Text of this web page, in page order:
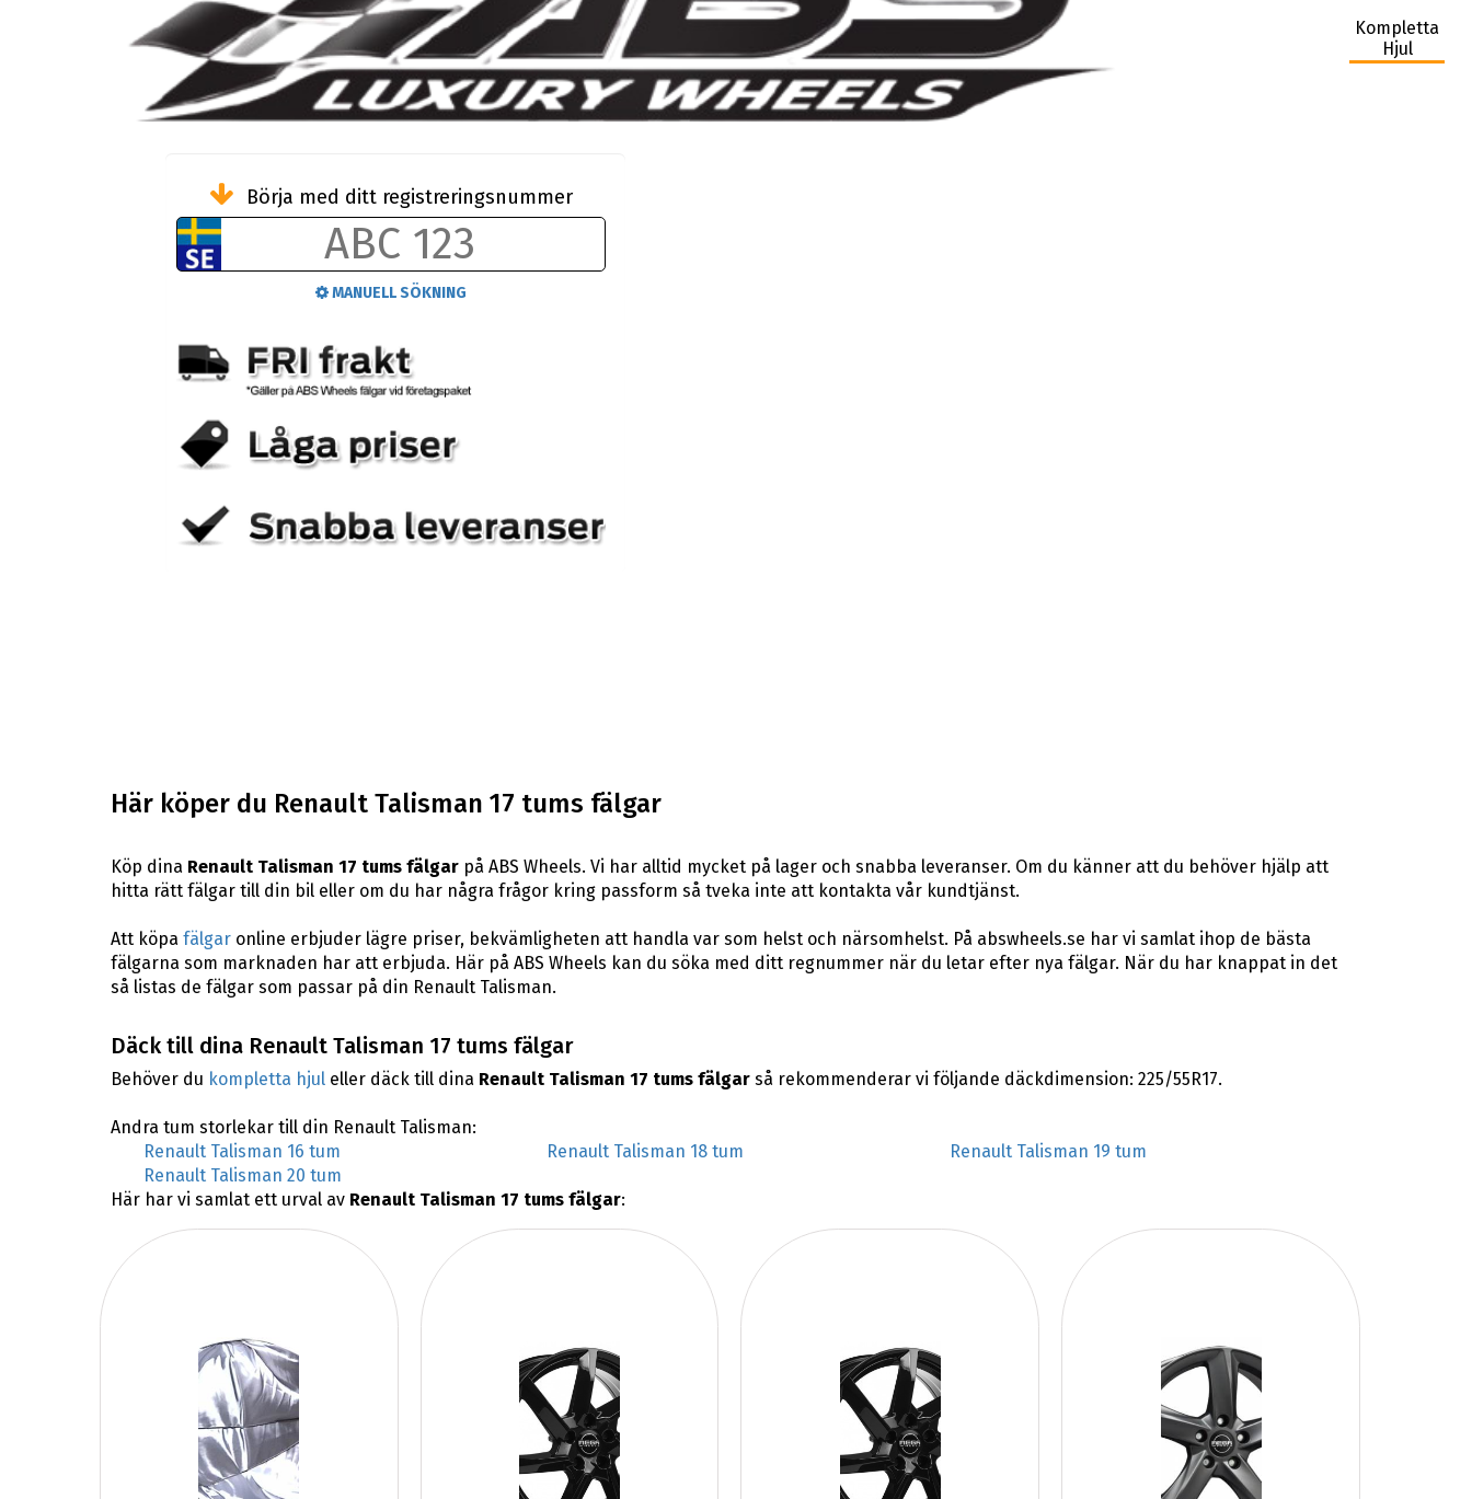
Kompletta
Hjul
Börja med ditt registreringsnummer
MANUELL SÖKNING
Här köper du Renault Talisman 17 tums fälgar
Köp dina Renault Talisman 17 tums fälgarpå ABS Wheels. Vi har alltid mycket på lager och snabba leveranser. Om du känner att du behöver hjälp att
hitta rätt fälgar till din bil eller om du har några frågor kring passform så tveka inte att kontakta vår kundtjänst.
Att köpa fälgaronline erbjuder lägre priser, bekvämligheten att handla var som helst och närsomhelst. På abswheels.se har vi samlat ihop de bästa
fälgarna som marknaden har att erbjuda. Här på ABS Wheels kan du söka med ditt regnummer när du letar efter nya fälgar. När du har knappat in det
så listas de fälgar som passar på din Renault Talisman.
Däck till dina Renault Talisman 17 tums fälgar
Behöver du kompletta hjuleller däck till dina Renault Talisman 17 tums fälgarså rekommenderar vi följande däckdimension: 225/55R17.
Andra tum storlekar till din Renault Talisman:
Renault Talisman 16 tum
Renault Talisman 18 tum
Renault Talisman 19 tum
Renault Talisman 20 tum
Här har vi samlat ett urval av Renault Talisman 17 tums fälgar: